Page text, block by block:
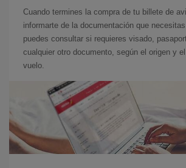
Cuando termines la compra de tu billete de
informarte de la documentación que
puedes consultar si requieres visado,
cualquier otro documento, según el origen y
vuelo.